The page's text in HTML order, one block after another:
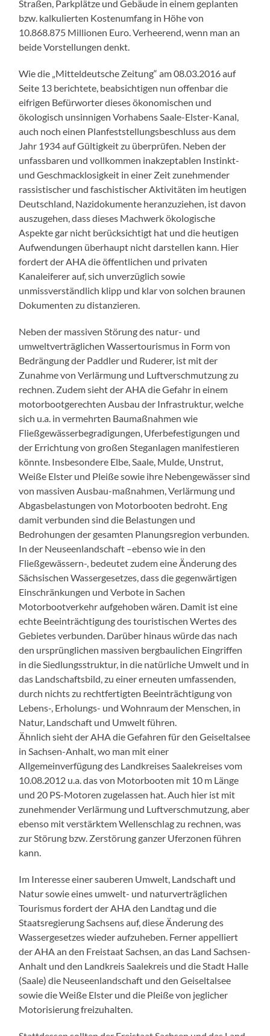
Straßen, Parkplätze und Gebäude in einem geplanten
bzw. kalkulierten Kostenumfang in Höhe von
10.868.875 Millionen Euro. Verheerend, wenn man an
beide Vorstellungen denkt.
Wie die „Mitteldeutsche Zeitung“ am 08.03.2016 auf
Seite 13 berichtete, beabsichtigen nun offenbar die
eifrigen Befürworter dieses ökonomischen und
ökologisch unsinnigen Vorhabens Saale-Elster-Kanal,
auch noch einen Planfeststellungsbeschluss aus dem
Jahr 1934 auf Gültigkeit zu überprüfen. Neben der
unfassbaren und vollkommen inakzeptablen Instinkt-
und Geschmacklosigkeit in einer Zeit zunehmender
rassistischer und faschistischer Aktivitäten im heutigen
Deutschland, Nazidokumente heranzuziehen, ist davon
auszugehen, dass dieses Machwerk ökologische
Aspekte gar nicht berücksichtigt hat und die heutigen
Aufwendungen überhaupt nicht darstellen kann. Hier
fordert der AHA die öffentlichen und privaten
Kanaleiferer auf, sich unverzüglich sowie
unmissverständlich klipp und klar von solchen braunen
Dokumenten zu distanzieren.
Neben der massiven Störung des natur- und
umweltverträglichen Wassertourismus in Form von
Bedrängung der Paddler und Ruderer, ist mit der
Zunahme von Verlärmung und Luftverschmutzung zu
rechnen. Zudem sieht der AHA die Gefahr in einem
motorbootgerechten Ausbau der Infrastruktur, welche
sich u.a. in vermehrten Baumaßnahmen wie
Fließgewässerbegradigungen, Uferbefestigungen und
der Errichtung von großen Steganlagen manifestieren
könnte. Insbesondere Elbe, Saale, Mulde, Unstrut,
Weiße Elster und Pleiße sowie ihre Nebengewässer sind
von massiven Ausbau-maßnahmen, Verlärmung und
Abgasbelastungen von Motorbooten bedroht. Eng
damit verbunden sind die Belastungen und
Bedrohungen der gesamten Planungsregion verbunden.
In der Neuseenlandschaft –ebenso wie in den
Fließgewässern-, bedeutet zudem eine Änderung des
Sächsischen Wassergesetzes, dass die gegenwärtigen
Einschränkungen und Verbote in Sachen
Motorbootverkehr aufgehoben wären. Damit ist eine
echte Beeinträchtigung des touristischen Wertes des
Gebietes verbunden. Darüber hinaus würde das nach
den ursprünglichen massiven bergbaulichen Eingriffen
in die Siedlungsstruktur, in die natürliche Umwelt und in
das Landschaftsbild, zu einer erneuten umfassenden,
durch nichts zu rechtfertigten Beeinträchtigung von
Lebens-, Erholungs- und Wohnraum der Menschen, in
Natur, Landschaft und Umwelt führen.
Ähnlich sieht der AHA die Gefahren für den Geiseltalsee
in Sachsen-Anhalt, wo man mit einer
Allgemeinverfügung des Landkreises Saalekreises vom
10.08.2012 u.a. das von Motorbooten mit 10 m Länge
und 20 PS-Motoren zugelassen hat. Auch hier ist mit
zunehmender Verlärmung und Luftverschmutzung, aber
ebenso mit verstärktem Wellenschlag zu rechnen, was
zur Störung bzw. Zerstörung ganzer Uferzonen führen
kann.
Im Interesse einer sauberen Umwelt, Landschaft und
Natur sowie eines umwelt- und naturverträglichen
Tourismus fordert der AHA den Landtag und die
Staatsregierung Sachsens auf, diese Änderung des
Wassergesetzes wieder aufzuheben. Ferner appelliert
der AHA an den Freistaat Sachsen, an das Land Sachsen-
Anhalt und den Landkreis Saalekreis und die Stadt Halle
(Saale) die Neuseenlandschaft und den Geiseltalsee
sowie die Weiße Elster und die Pleiße von jeglicher
Motorisierung freizuhalten.